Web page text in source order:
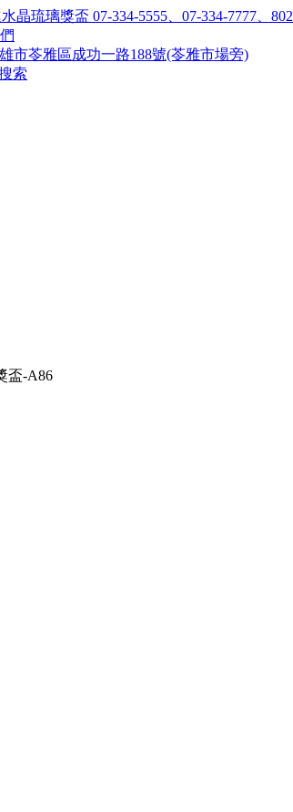
市苓雅區成功一路188號(苓雅市場旁)
索
盃-A86